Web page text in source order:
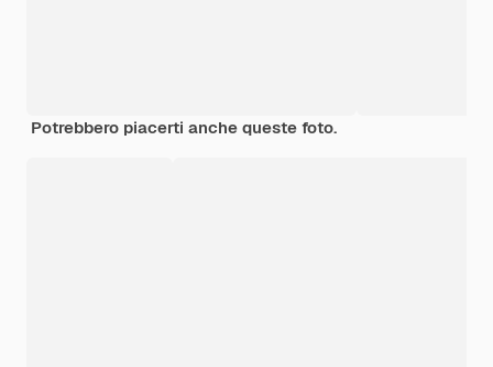
Potrebbero piacerti anche queste foto.